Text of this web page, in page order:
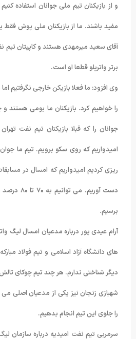
و از بازیکنان تیم ملی جوانان استفاده
مفید باشند. ما از بازیکنان ملی پوش فقط
آقای سعید میرمهدی هستند و کاپیتان تیم
برتر واترپلو قطعا او است.
وی افزود: ما فعلا بازیکن خارجی نگرفتیم
را خواهیم کرد. بازیکنان ما بومی هستند و
جوانان را که قبلا بازیکنان تیم نفت تهران
امیدواریم که روی سکو برویم. تیم ما جوان
ریزی کردیم امیدواریم که امسال در
دست آوریم. می
برسیم.
آرام عیدی پور درباره مدعیان امسال لیگ
های دانشگاه آزاد اسلامی و تیم فولاد
دیگر شناختی ندارم. هر چند تیم چوکای
شهبازی زنجان نیز یکی از مدعیان اصلی می
را جلوی این تیم انجام بدهیم.
سرمربی تیم نفت امیدیه درباره سازمان